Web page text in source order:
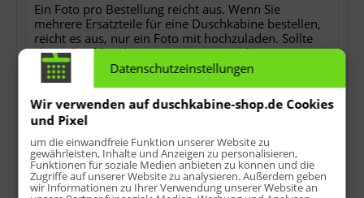
Ein Foto pro Bestellung reicht aus. Wenn Sie
mehrere Ersatzteile für eine Duschkabine bestellen,
reicht es aus, nur ein Foto mit hochzuladen. Sollte
der Upload bei Ihnen (z.B. wegen veraltetem
Browser o.ä.) hier nicht funktionieren, können Sie
uns das Foto auch per E-Mail als Antwort auf die
Bestellbestätigung nach der Bestellung zusenden.
Ohne das Foto können wir Ihren Auftrag nicht
bearbeiten!
*keine Detailfotos, keine Rechnungs- oder
Lieferscheinkopien, keine Ersatzteilübersichten oder
sonstwas.
Datenschutzeinstellungen
Wir verwenden auf duschkabine-shop.de Cookies
und Pixel
um die einwandfreie Funktion unserer Website zu
gewährleisten, Inhalte und Anzeigen zu personalisieren,
Funktionen für soziale Medien anbieten zu können und die
Zugriffe auf unserer Website zu analysieren. Außerdem geben
wir Informationen zu Ihrer Verwendung unserer Website an